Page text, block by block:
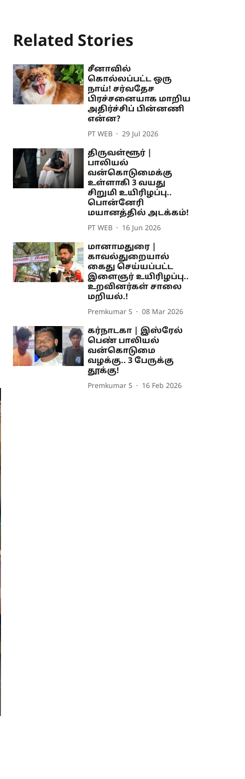
Related Stories
சீனாவில்
கொல்லப்பட்ட ஒரு
நாய்! சர்வதேச
பிரச்சனையாக மாறிய
அதிர்ச்சிப் பின்னணி
என்ன?
PT WEB 29 Jul 2026
திருவள்ளூர் |
பாலியல்
வன்கொடுமைக்கு
உள்ளாகி 3 வயது
சிறுமி உயிரிழப்பு..
பொன்னேரி
மயானத்தில் அடக்கம்!
PT WEB 16 Jun 2026
மானாமதுரை |
காவல்துறையால்
கைது செய்யப்பட்ட
இளைஞர் உயிரிழப்பு..
உறவினர்கள் சாலை
மறியல்.!
Premkumar S 08 Mar 2026
கர்நாடகா | இஸ்ரேல்
பெண் பாலியல்
வன்கொடுமை
வழக்கு.. 3 பேருக்கு
தூக்கு!
Premkumar S 16 Feb 2026